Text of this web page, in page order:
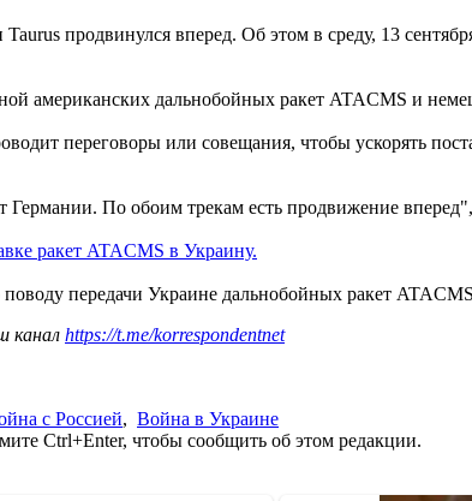
продвинулся вперед. Об этом в среду, 13
американских дальнобойных ракет ATACMS и
переговоры или совещания, чтобы ускорять
По обоим трекам есть продвижение
ракет ATACMS в Украину.
поводу передачи Украине дальнобойных ракет
канал https://t.me/korrespondentnet
с Россией, Война в Украине
Ctrl+Enter, чтобы сообщить об этом редакции.